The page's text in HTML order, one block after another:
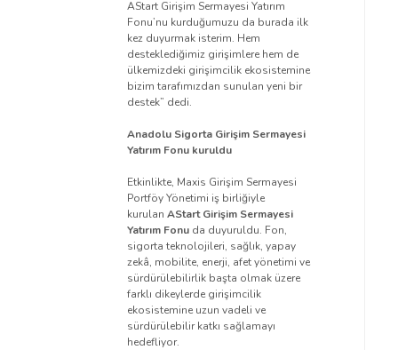
AStart Girişim Sermayesi Yatırım
Fonu’nu kurduğumuzu da burada ilk
kez duyurmak isterim. Hem
desteklediğimiz girişimlere hem de
ülkemizdeki girişimcilik ekosistemine
bizim tarafımızdan sunulan yeni bir
destek” dedi.
Anadolu Sigorta Girişim Sermayesi
Yatırım Fonu kuruldu
Etkinlikte, Maxis Girişim Sermayesi
Portföy Yönetimi iş birliğiyle
kurulan AStart Girişim Sermayesi
Yatırım Fonu da duyuruldu. Fon,
sigorta teknolojileri, sağlık, yapay
zekâ, mobilite, enerji, afet yönetimi ve
sürdürülebilirlik başta olmak üzere
farklı dikeylerde girişimcilik
ekosistemine uzun vadeli ve
sürdürülebilir katkı sağlamayı
hedefliyor.